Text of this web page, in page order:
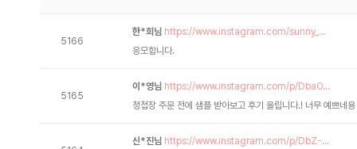
5166
한*희님 https://www.instagram.com/sunny_...
응모합니다.
5165
이*영님 https://www.instagram.com/p/DbaO...
청첩장 주문 전에 샘플 받아보고 후기 올립니다.! 너무 예쁘네
신*진님 https://www.instagram.com/p/DbZ-...